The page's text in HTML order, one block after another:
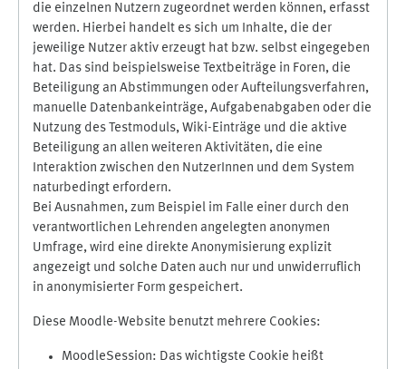
die einzelnen Nutzern zugeordnet werden können, erfasst
werden. Hierbei handelt es sich um Inhalte, die der
jeweilige Nutzer aktiv erzeugt hat bzw. selbst eingegeben
hat. Das sind beispielsweise Textbeiträge in Foren, die
Beteiligung an Abstimmungen oder Aufteilungsverfahren,
manuelle Datenbankeinträge, Aufgabenabgaben oder die
Nutzung des Testmoduls, Wiki-Einträge und die aktive
Beteiligung an allen weiteren Aktivitäten, die eine
Interaktion zwischen den NutzerInnen und dem System
naturbedingt erfordern.
Bei Ausnahmen, zum Beispiel im Falle einer durch den
verantwortlichen Lehrenden angelegten anonymen
Umfrage, wird eine direkte Anonymisierung explizit
angezeigt und solche Daten auch nur und unwiderruflich
in anonymisierter Form gespeichert.
Diese Moodle-Website benutzt mehrere Cookies:
MoodleSession: Das wichtigste Cookie heißt